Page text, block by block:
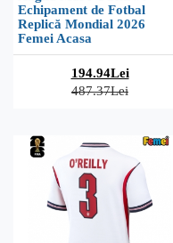
Echipament de Fotbal
Replică Mondial 2026
Femei Acasa
194.94Lei
487.37Lei